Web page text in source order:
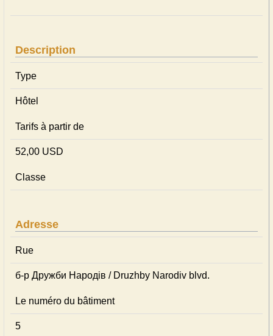
Description
Type
Hôtel
Tarifs à partir de
52,00 USD
Classe
Adresse
Rue
б-р Дружби Народів / Druzhby Narodiv blvd.
Le numéro du bâtiment
5